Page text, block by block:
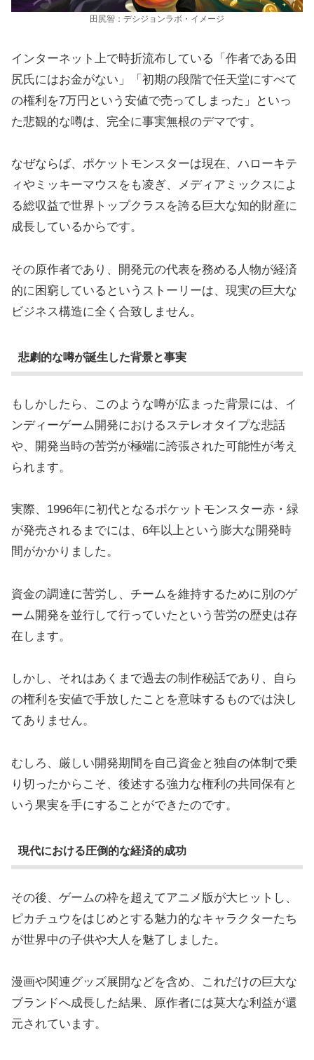
田尻智：デシジョンラボ・イメージ
インターネット上で時折流布している「作者である田
尻氏にはお金がない」「初期の段階で任天堂にすべて
の権利を7万円という安値で売ってしまった」といっ
た悲観的な噂は、完全に事実無根のデマです。
なぜならば、ポケットモンスターは現在、ハローキテ
ィやミッキーマウスをも凌ぎ、メディアミックスによ
る総収益で世界トップクラスを誇る巨大な知的財産に
成長しているからです。
その原作者であり、開発元の代表を務める人物が経済
的に困窮しているというストーリーは、現実の巨大な
ビジネス構造に全く合致しません。
悲劇的な噂が誕生した背景と事実
もしかしたら、このような噂が広まった背景には、イ
ンディーゲーム開発におけるステレオタイプな悲話
や、開発当時の苦労が極端に誇張された可能性が考え
られます。
実際、1996年に初代となるポケットモンスター赤・緑
が発売されるまでには、6年以上という膨大な開発時
間がかかりました。
資金の調達に苦労し、チームを維持するために別のゲ
ーム開発を並行して行っていたという苦労の歴史は存
在します。
しかし、それはあくまで過去の制作秘話であり、自ら
の権利を安値で手放したことを意味するものでは決し
てありません。
むしろ、厳しい開発期間を自己資金と独自の体制で乗
り切ったからこそ、後述する強力な権利の共同保有と
いう果実を手にすることができたのです。
現代における圧倒的な経済的成功
その後、ゲームの枠を超えてアニメ版が大ヒットし、
ピカチュウをはじめとする魅力的なキャラクターたち
が世界中の子供や大人を魅了しました。
漫画や関連グッズ展開などを含め、これだけの巨大な
ブランドへ成長した結果、原作者には莫大な利益が還
元されています。